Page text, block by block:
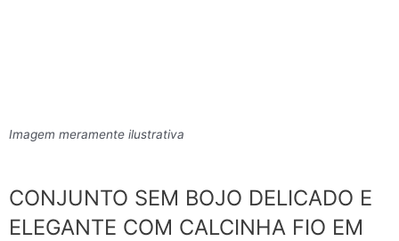
Imagem meramente ilustrativa
CONJUNTO SEM BOJO DELICADO E
ELEGANTE COM CALCINHA FIO EM